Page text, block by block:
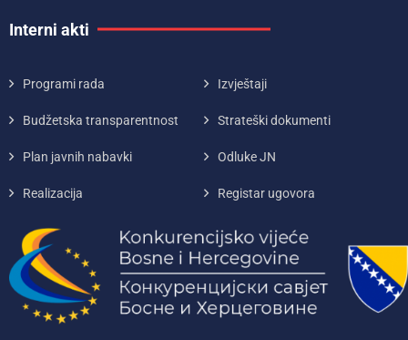
Interni akti
Programi rada Izvještaji
Budžetska transparentnost Strateški dokumenti
Plan javnih nabavki Odluke JN
Realizacija Registar ugovora